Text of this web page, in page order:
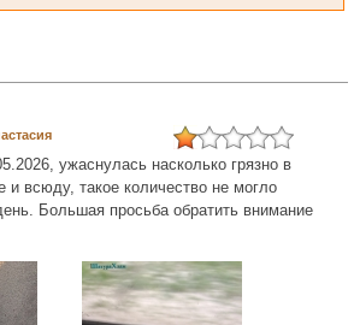
ужаснулась насколько грязно в
и всюду, такое количество не могло
Большая просьба обратить внимание